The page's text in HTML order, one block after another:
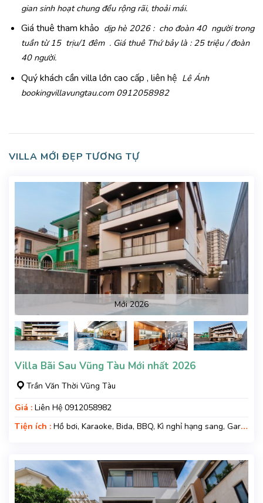
gian sinh hoạt chung đều rộng rãi, thoải mái.
Giá thuê tham khảo dịp hè 2026 : cho đoàn 40 người trong
tuần từ 15 trịu/1 đêm . Giá thuê Thứ bảy là : 25 triệu / đoàn
40 người.
Quý khách cần villa lớn cao cấp , liên hệ Lê Ánh
bookingvillavungtau.com 0912058982
VILLA MỚI ĐẸP TƯƠNG TỰ
Mới 2026
Villa Bãi Sau Vũng Tàu Mới nhất 2026
Trần Văn Thời Vũng Tàu
Giá : Liên Hệ 0912058982
Tiện ích : Hồ bơi, Karaoke, Bida, BBQ, Kì nghỉ hạng sang, Gara